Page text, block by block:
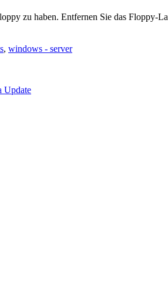
zu haben. Entfernen Sie das
, windows - server
Update